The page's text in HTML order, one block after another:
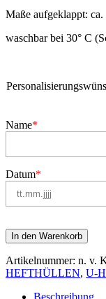
Maße aufgeklappt:
waschbar bei 30° C
Name*
Datum*
In den Warenkorb
Artikelnummer: n. v.
HEFTHÜLLEN, U-
Beschreibung